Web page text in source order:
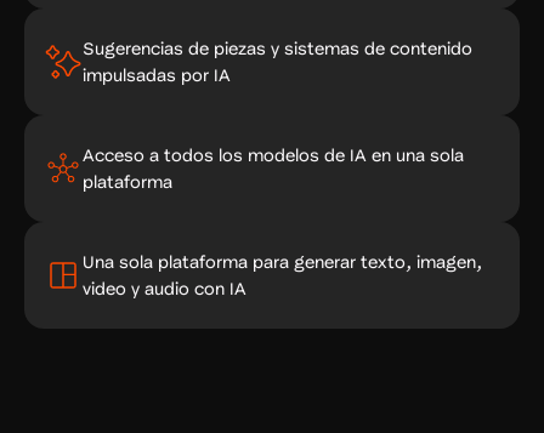
Sugerencias de piezas y sistemas de contenido
impulsadas por IA
Acceso a todos los modelos de IA en una sola
plataforma
Una sola plataforma para generar texto, imagen,
video y audio con IA